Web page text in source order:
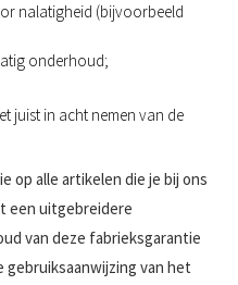
nalatigheid (bijvoorbeeld
onderhoud;
juist in acht nemen van de
op alle artikelen die je bij ons
een uitgebreidere
van deze fabrieksgarantie
gebruiksaanwijzing van het